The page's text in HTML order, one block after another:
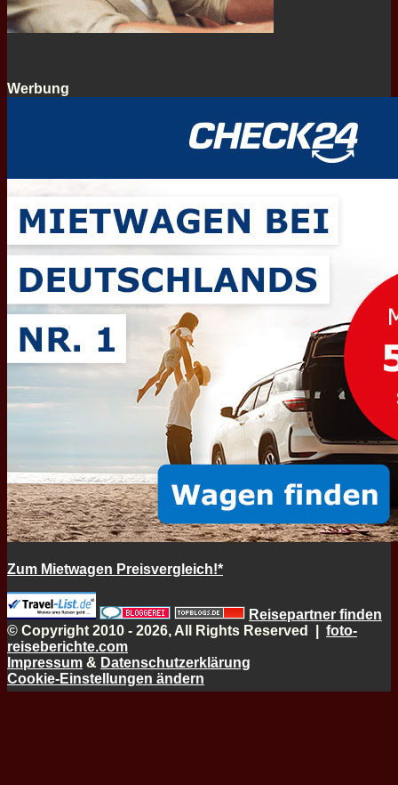
Werbung
Zum Mietwagen Preisvergleich!*
Reisepartner finden
© Copyright 2010 - 2026, All Rights Reserved | foto-
reiseberichte.com
Impressum & Datenschutzerklärung
Cookie-Einstellungen ändern